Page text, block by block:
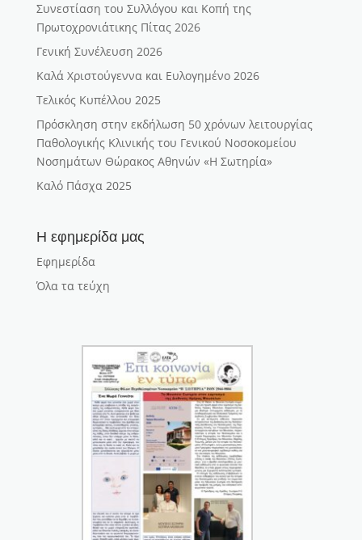
Συνεστίαση του Συλλόγου και Κοπή της
Πρωτοχρονιάτικης Πίτας 2026
Γενική Συνέλευση 2026
Καλά Χριστούγεννα και Ευλογημένο 2026
Τελικός Κυπέλλου 2025
Πρόσκληση στην εκδήλωση 50 χρόνων λειτουργίας
Παθολογικής Κλινικής του Γενικού Νοσοκομείου
Νοσημάτων Θώρακος Αθηνών «Η Σωτηρία»
Καλό Πάσχα 2025
Η εφημερίδα μας
Εφημερίδα
Όλα τα τεύχη